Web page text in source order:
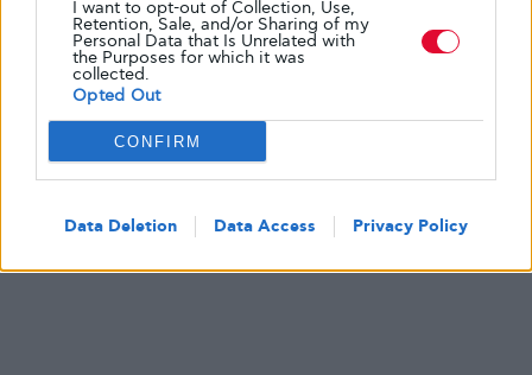
I want to opt-out of Collection, Use,
Retention, Sale, and/or Sharing of my
Personal Data that Is Unrelated with
the Purposes for which it was
collected.
Opted Out
CONFIRM
Data Deletion Data Access Privacy Policy